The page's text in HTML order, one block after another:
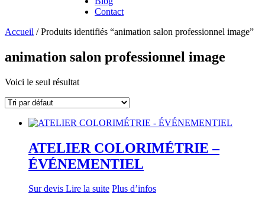
Contact
Accueil / Produits identifiés “animation salon professionnel image”
animation salon professionnel image
Voici le seul résultat
ATELIER COLORIMÉTRIE –
ÉVÉNEMENTIEL
Sur devis Lire la suite Plus d’infos